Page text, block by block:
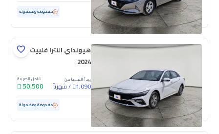
مستعملة 74,075 كم مفحوصة ومضمونة
هيونداي النترا فلييت
2024
يبدأ القسط من
1,090
/شهرياً
شامل الضريبة
50,500
مستعملة 86,652 كم مفحوصة ومضمونة